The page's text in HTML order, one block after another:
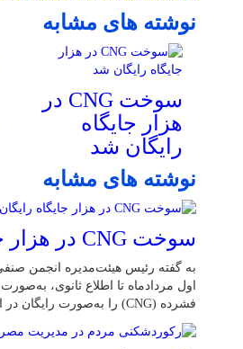
نوشته های مشابه
سوخت CNG در
هزار جایگاه
رایگان شد
نوشته های مشابه
سوخت CNG در هزار جایگاه رایگان شد
اول مردادماه تا اطلاع ثانوی،
فشرده (CNG) را به‌صورت رایگان در اختیار مردم قرار می‌دهند